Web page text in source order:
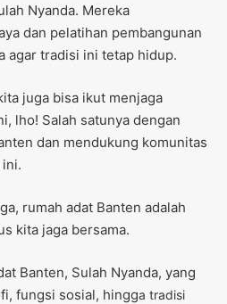
Nyanda. Mereka
dan pelatihan pembangunan
agar tradisi ini tetap hidup.
juga bisa ikut menjaga
lho! Salah satunya dengan
dan mendukung komunitas
rumah adat Banten adalah
kita jaga bersama.
Banten, Sulah Nyanda, yang
fungsi sosial, hingga tradisi